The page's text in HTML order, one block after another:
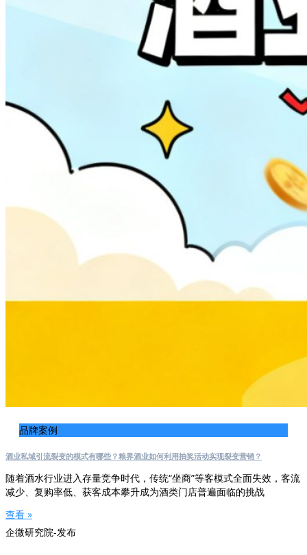
品牌案例
酒业私域引流裂变的模式有哪些？粮界酒业如何利用抽奖活动实现裂变营销？
随着酒水行业进入存量竞争时代，传统“坐商”等客模式全面失效，客流
减少、复购率低、获客成本攀升成为酒类门店普遍面临的挑战
查看 »
企微研究院-发布